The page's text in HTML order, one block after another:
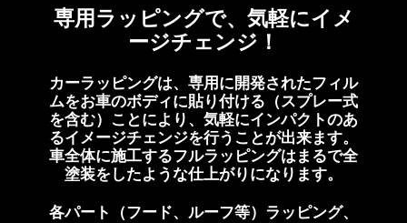
専用ラッピングで、気軽にイメ
ージチェンジ！
カーラッピングは、専用に開発されたフィル
ムをお車のボディに貼り付ける（スプレー式
を含む）ことにより、気軽にインパクトのあ
るイメージチェンジを行うことが出来ます。
車全体に施工するフルラッピングはまるで全
塗装をしたような仕上がりになります。
各パート（フード、ルーフ等）ラッピング、